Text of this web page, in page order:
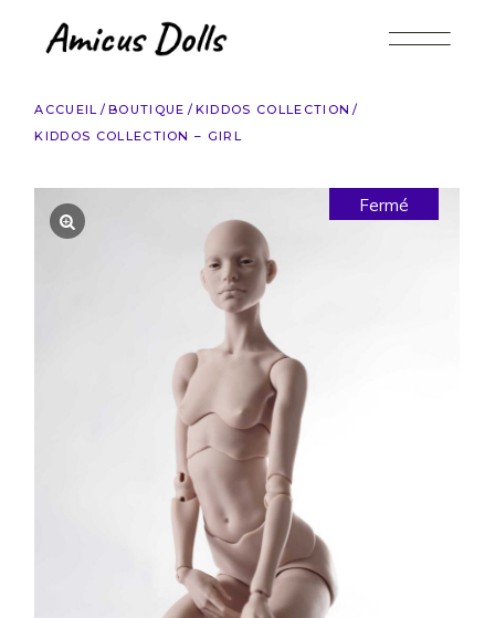
contenu
ACCUEIL BOUTIQUE
KIDDOS COLLECTION
KIDDOS СOLLECTION – GIRL
Fermé